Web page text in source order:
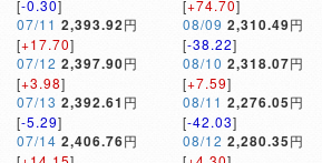
[-0.30]
07/11 2,393.92円
[+17.70]
07/12 2,397.90円
[+3.98]
07/13 2,392.61 円
[-5.29]
07/14 2,406.76円
[+74.70]
08/09 2,310.49円
[-38.22]
08/10 2,318.07円
[+7.59]
08/11 2,276.05円
[-42.03]
08/12 2,280.35円